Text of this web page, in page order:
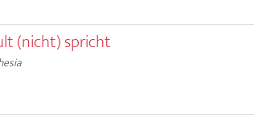
(nicht) spricht